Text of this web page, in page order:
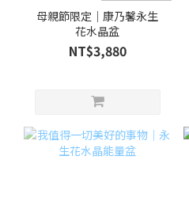
母親節限定｜康乃馨永生
花水晶盆
NT$3,880